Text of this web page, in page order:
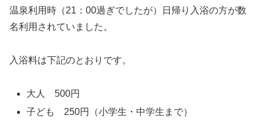
温泉利用時（21：00過ぎでしたが）日帰り入浴の方が数
名利用されていました。
入浴料は下記のとおりです。
大人 500円
子ども 250円（小学生・中学生まで）